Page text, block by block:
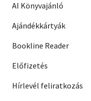
AI Könyvajánló
Ajándékkártyák
Bookline Reader
Előfizetés
Hírlevél feliratkozás